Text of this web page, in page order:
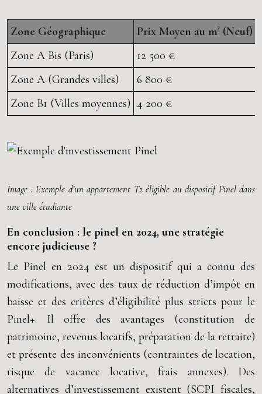
Zone Géographique Prix Moyen au m² (Neuf)
Zone A Bis (Paris)
12 500 €
Zone A (Grandes villes)
6 800 €
Zone B1 (Villes moyennes) 4 200 €
Image : Exemple d’un appartement T2 éligible au dispositif Pinel dans
une ville étudiante
En conclusion : le pinel en 2024, une stratégie
encore judicieuse ?
Le Pinel en 2024 est un dispositif qui a connu des
modifications, avec des taux de réduction d’impôt en
baisse et des critères d’éligibilité plus stricts pour le
Pinel+. Il offre des avantages (constitution de
patrimoine, revenus locatifs, préparation de la retraite)
et présente des inconvénients (contraintes de location,
risque de vacance locative, frais annexes). Des
alternatives d’investissement existent (SCPI fiscales,